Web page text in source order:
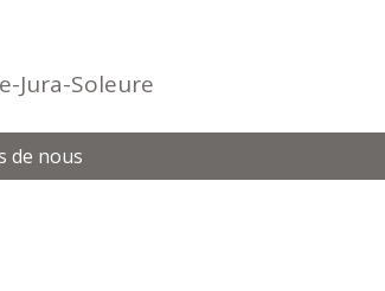
Jura-Soleure
de nous